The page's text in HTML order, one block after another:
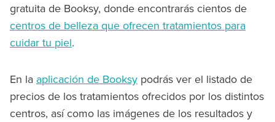
gratuita de Booksy, donde encontrarás cientos de
centros de belleza que ofrecen tratamientos para
cuidar tu piel.
En la aplicación de Booksy podrás ver el listado de
precios de los tratamientos ofrecidos por los distintos
centros, así como las imágenes de los resultados y